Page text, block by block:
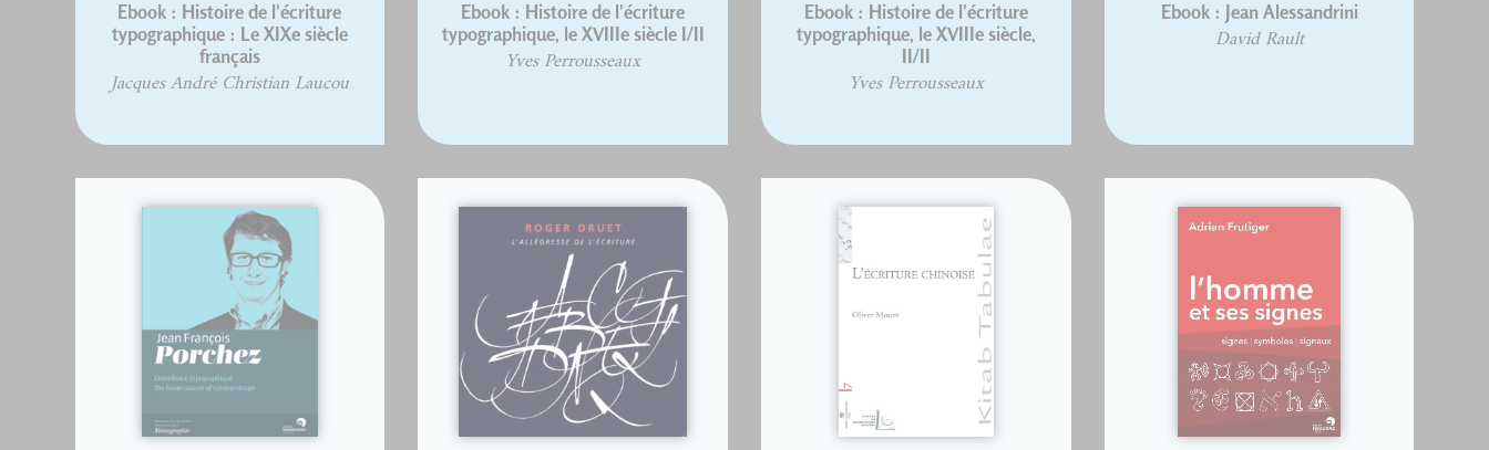
Ebook : Histoire de l'écriture
typographique : Le XIXe siècle
français
Jacques André Christian Laucou
Ebook : Histoire de l'écriture
typographique, le XVIIIe siècle I/II
Yves Perrousseaux
Ebook : Histoire de l'écriture
typographique, le XVIIIe siècle,
II/II
Yves Perrousseaux
Ebook : Jean Alessandrini
David Rault